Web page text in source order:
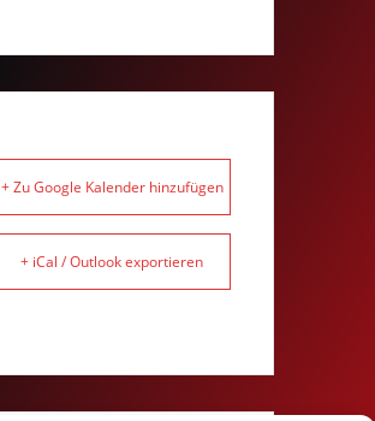
+ Zu Google Kalender hinzufügen
+ iCal / Outlook exportieren